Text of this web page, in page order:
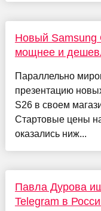
Новый Samsung
мощнее и
Параллельно
презентацию
S26 в своем
Стартовые цены
оказались ниж...
Павла Дурова
Telegram в